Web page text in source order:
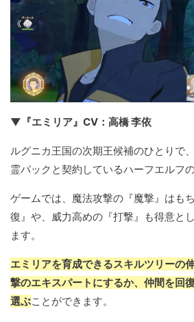
▼『エミリア』CV：高橋 李依
ルグニカ王国の次期王候補のひとりで
霊パックと契約しているハーフエルフの
ゲームでは、魔法攻撃の『魔撃』はも
復』や、威力高めの『打撃』も得意と
ます。
エミリアを育成できるスキルツリーの
撃のエキスパートにするか、仲間を回
選ぶことができます。